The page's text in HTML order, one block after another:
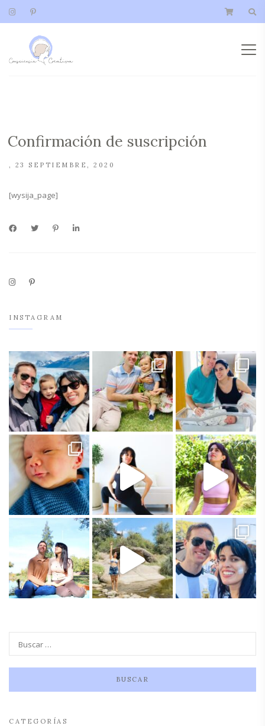
Confirmación de suscripción
23 SEPTIEMBRE, 2020
[wysija_page]
INSTAGRAM
CATEGORÍAS